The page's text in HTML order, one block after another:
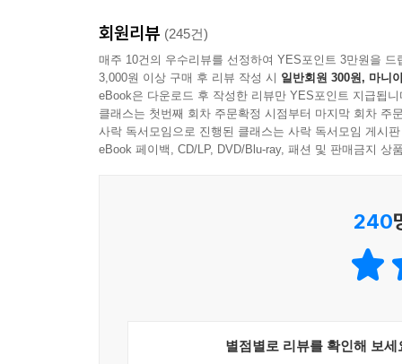
누구에게도 쩔쩔매지 않기 위하여!
『애쓰지 않고 편안하게』의 김수현 작가는 관
피하려면 모두에게 정중하되 누구에게도 쩔쩔매
없기에 언제나 그 불완전함을 인정하고, 대신 균
않는 것’이라 정의하는 그는 서로 지치지 않기 위
이 책은 이런 메시지를 다양한 경험담과 함께 재
동료 프리랜서 디자이너들을 위해서라도 단호
회원리뷰 (245건)
매주 10건의 우수리뷰를 선정하여 YES포인트 3만원을 드
3,000원 이상 구매 후 리뷰 작성 시 일반회원 300원, 마니
eBook은 다운로드 후 작성한 리뷰만 YES포인트 지급됩니
클래스는 첫번째 회차 주문확정 시점부터 마지막 회차 주
사락 독서모임으로 진행된 클래스는 사락 독서모임 게시
eBook 페이백, CD/LP, DVD/Blu-ray, 패션 및 판매금지 상
240
별점별로 리뷰를 확인해 보세